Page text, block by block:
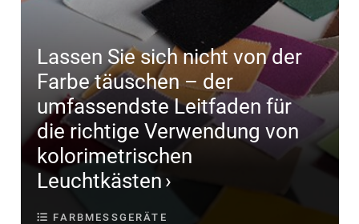
Lassen Sie sich nicht von der
Farbe täuschen – der
umfassendste Leitfaden für
die richtige Verwendung von
kolorimetrischen
Leuchtkästen
FARBMESSGERÄTE